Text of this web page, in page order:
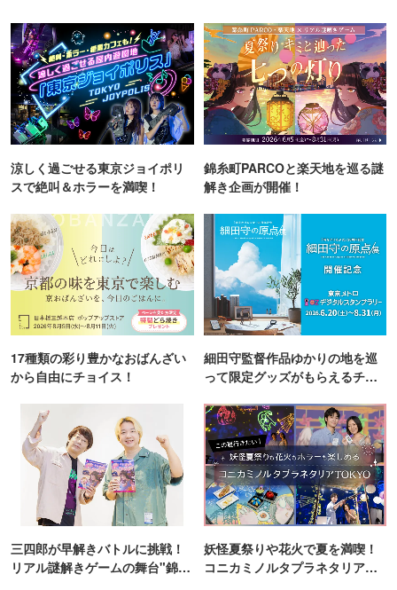
涼しく過ごせる東京ジョイポリ
スで絶叫＆ホラーを満喫！
錦糸町PARCOと楽天地を巡る謎
解き企画が開催！
17種類の彩り豊かなおばんざい
から自由にチョイス！
細田守監督作品ゆかりの地を巡
って限定グッズがもらえるチャ
三四郎が早解きバトルに挑戦！
リアル謎解きゲームの舞台"錦糸
妖怪夏祭りや花火で夏を満喫！
コニカミノルタプラネタリア